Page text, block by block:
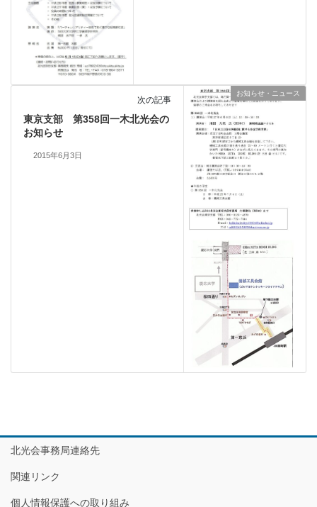
お知らせ・ニュース
次の記事
東京支部 第358回一木北光会の
お知らせ
2015年6月3日
北光会事務局連絡先
関連リンク
個人情報保護への取り組み